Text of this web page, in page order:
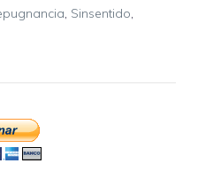
, Sinsentido,